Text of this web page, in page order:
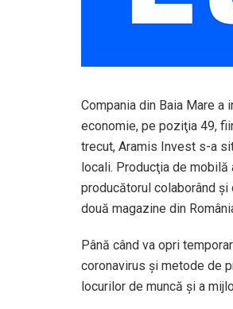
Compania din Baia Mare
economie, pe poziţia 49,
trecut, Aramis Invest s-a
lo­cali. Producţia de mobilă
producătorul colaborând
două magazine din
Până când va opri
coronavirus şi metode de
locurilor de muncă şi a